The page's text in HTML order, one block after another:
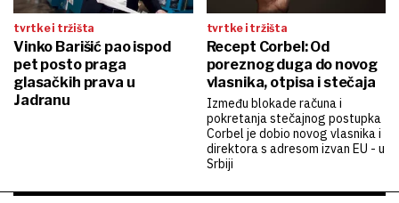
tvrtke i tržišta
Vinko Barišić pao ispod
pet posto praga
glasačkih prava u
Jadranu
tvrtke i tržišta
Recept Corbel: Od
poreznog duga do novog
vlasnika, otpisa i stečaja
Između blokade računa i
pokretanja stečajnog postupka
Corbel je dobio novog vlasnika i
direktora s adresom izvan EU - u
Srbiji